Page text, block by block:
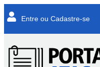
Entre ou Cadastre-se